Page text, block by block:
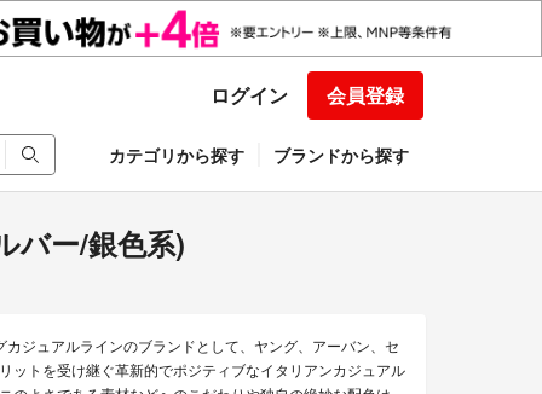
ログイン 会員登録
カテゴリから探す ブランドから探す
バー/銀色系)
ジュアルラインのブランドとして、ヤング、アーバン、セ
ットを受け継ぐ革新的でポジティブなイタリアンカジュアル